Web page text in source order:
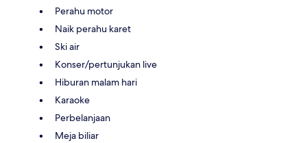
Perahu motor
Naik perahu karet
Ski air
Konser/pertunjukan live
Hiburan malam hari
Karaoke
Perbelanjaan
Meja biliar